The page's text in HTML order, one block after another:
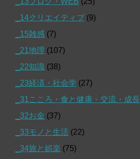
_14クリエイティブ (9)
_15雑感 (7)
_21地理 (107)
_22知識 (38)
_23経済・社会学 (27)
_31こころ・食と健康・交流・成長
_32お金 (37)
_33モノと生活 (22)
_34旅と娯楽 (75)